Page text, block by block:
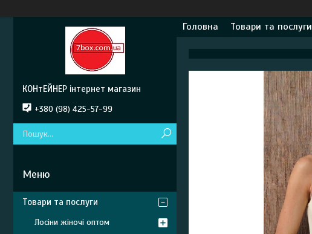
Головна Товари та послуги
КОНтЕЙНЕР інтернет магазин
+380 (98) 425-57-99
Товари та послуги
Лосіни жіночі оптом